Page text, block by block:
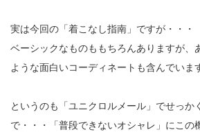
実は今回の「着こなし指南」ですが・・・
ベーシックなものももちろんありますが、
ような面白いコーディネートも含んでいま
というのも「ユニクロルメール」でせっか
で・・・「普段できないオシャレ」にこの